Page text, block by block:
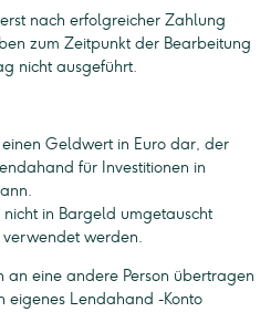
nach erfolgreicher Zahlung
zum Zeitpunkt der Bearbeitung
nicht ausgeführt.
Geldwert in Euro dar, der
für Investitionen in
in Bargeld umgetauscht
werden.
an eine andere Person übertragen
eigenes Lendahand -Konto